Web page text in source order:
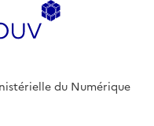
du Numérique